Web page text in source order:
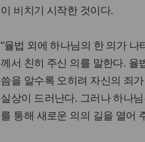
이 비치기 시작한 것이다.
“율법 외에 하나님의 한 의가
께서 친히 주신 의를 말한다. 율
씀을 알수록 오히려 자신의 죄
실상이 드러난다. 그러나 하나
를 통해 새로운 의의 길을 열어